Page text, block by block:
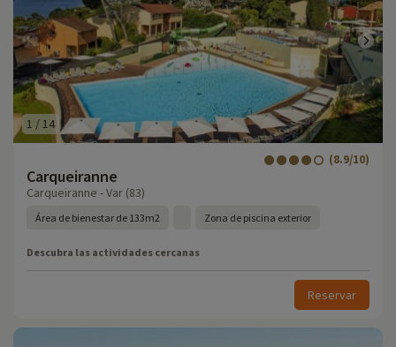
1 / 14
Carqueiranne
(8.9/10)
Carqueiranne - Var (83)
Área de bienestar de 133m2 Zona de piscina exterior
Descubra las actividades cercanas
Reservar